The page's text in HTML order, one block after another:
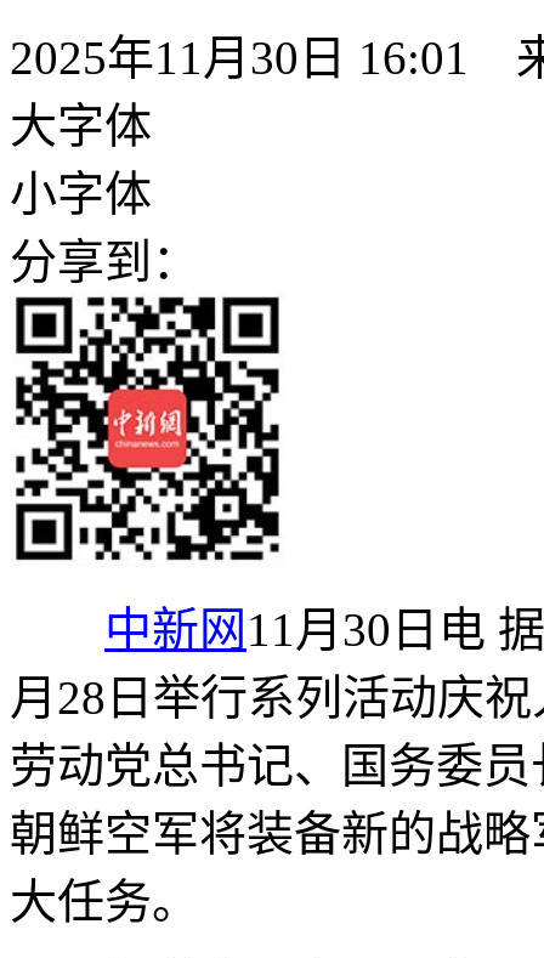
2025年11月30日 16:01
大字体
小字体
分享到：
中新网 11月30日电
月28日举行系列活动庆
劳动党总书记、国务委
朝鲜空军将装备新的战
大任务。